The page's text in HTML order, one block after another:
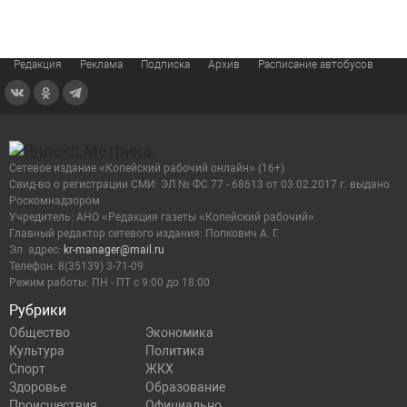
Редакция Реклама Подписка Архив Расписание автобусов
Рубрики
Общество
Экономика
Культура
Политика
Спорт
ЖКХ
Здоровье
Образование
Сетевое издание «Копейский рабочий онлайн» (16+)
Cвид-во о регистрации СМИ: ЭЛ № ФС 77 - 68613 от 03.02.2017 г. выдано
Роскомнадзором
Учредитель: АНО «Редакция газеты «Копейский рабочий»
Главный редактор сетевого издания: Попкович А. Г.
Эл. адрес: kr-manager@mail.ru
Телефон: 8(35139) 3-71-09
Режим работы: ПН - ПТ с 9:00 до 18:00